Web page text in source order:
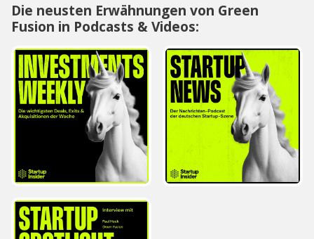
Die neusten Erwähnungen von Green
Fusion in Podcasts & Videos: